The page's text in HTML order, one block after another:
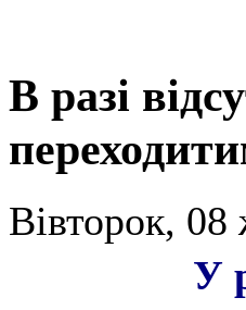
В разі
Вівторок,
У